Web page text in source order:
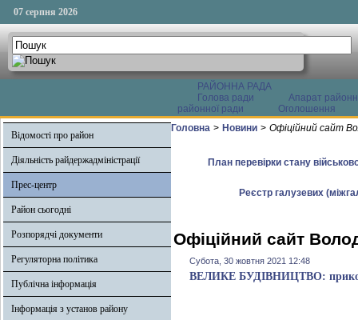
07 серпня 2026
РАЙОННА РАДА
Голова ради
Апарат
районної ради
Оголошення
Відомості про район
Діяльність райдержадміністрації
Прес-центр
Район сьогодні
Розпорядчі документи
Регуляторна політика
Публічна інформація
Інформація з установ району
Головна > Новини > Офіційний сайт
План перевірки стану
Реєстр галузевих
Офіційний сайт
Субота, 30 жовтня 2021 12:48
ВЕЛИКЕ БУДІВНИЦТВО: